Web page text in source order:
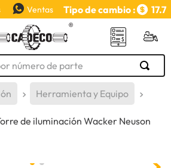
Ventas Tipo de cambio : 17.7
de parte
Herramienta y Equipo
de iluminación Wacker Neuson
BUSCADOS